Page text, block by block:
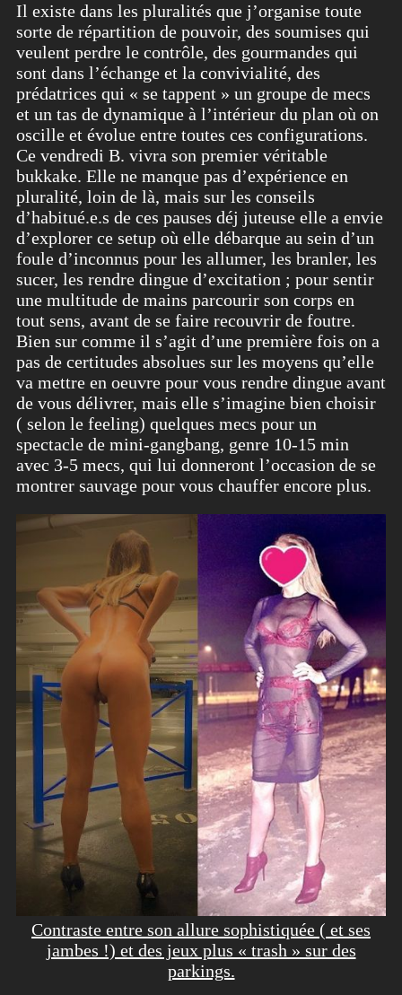
Il existe dans les pluralités que j’organise toute
sorte de répartition de pouvoir, des soumises qui
veulent perdre le contrôle, des gourmandes qui
sont dans l’échange et la convivialité, des
prédatrices qui « se tappent » un groupe de mecs
et un tas de dynamique à l’intérieur du plan où on
oscille et évolue entre toutes ces configurations.
Ce vendredi B. vivra son premier véritable
bukkake. Elle ne manque pas d’expérience en
pluralité, loin de là, mais sur les conseils
d’habitué.e.s de ces pauses déj juteuse elle a envie
d’explorer ce setup où elle débarque au sein d’un
foule d’inconnus pour les allumer, les branler, les
sucer, les rendre dingue d’excitation ; pour sentir
une multitude de mains parcourir son corps en
tout sens, avant de se faire recouvrir de foutre.
Bien sur comme il s’agit d’une première fois on a
pas de certitudes absolues sur les moyens qu’elle
va mettre en oeuvre pour vous rendre dingue avant
de vous délivrer, mais elle s’imagine bien choisir
( selon le feeling) quelques mecs pour un
spectacle de mini-gangbang, genre 10-15 min
avec 3-5 mecs, qui lui donneront l’occasion de se
montrer sauvage pour vous chauffer encore plus.
Contraste entre son allure sophistiquée ( et ses
jambes !) et des jeux plus « trash » sur des
parkings.